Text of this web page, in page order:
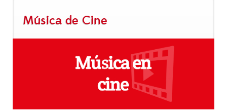
Música de Cine